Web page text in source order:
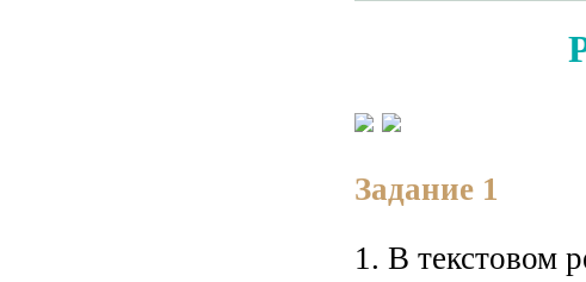
Задание 1
1. В текстовом